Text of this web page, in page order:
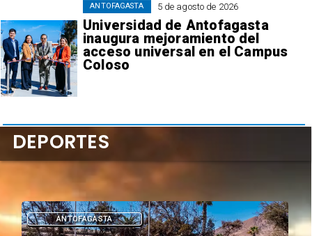
5 de agosto de 2026
Universidad de Antofagasta
inaugura mejoramiento del
acceso universal en el Campus
Coloso
ANTOFAGASTA
DEPORTES
DEPORTES